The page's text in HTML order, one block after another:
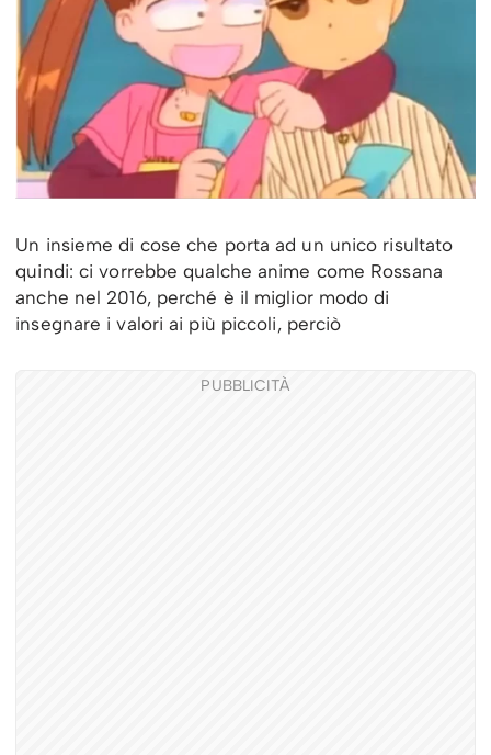
Un insieme di cose che porta ad un unico risultato
quindi: ci vorrebbe qualche anime come Rossana
anche nel 2016, perché è il miglior modo di
insegnare i valori ai più piccoli, perciò
PUBBLICITÀ